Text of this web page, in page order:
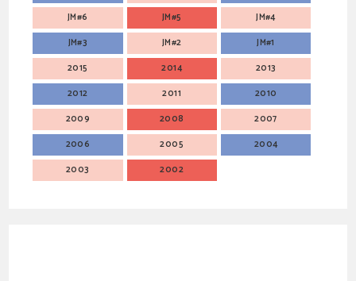
JM#6
JM#5
JM#4
JM#3
JM#2
JM#1
2015
2014
2013
2012
2011
2010
2009
2008
2007
2006
2005
2004
2003
2002